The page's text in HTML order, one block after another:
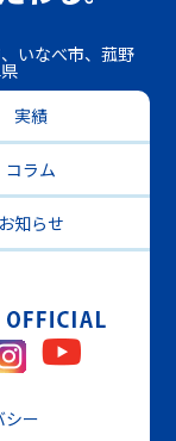
いなべ市、菰野
実績
コラム
お知らせ
シー